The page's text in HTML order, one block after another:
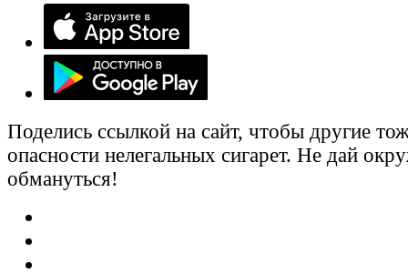
Поделись ссылкой на сайт, чтобы другие
опасности нелегальных сигарет. Не дай
обмануться!